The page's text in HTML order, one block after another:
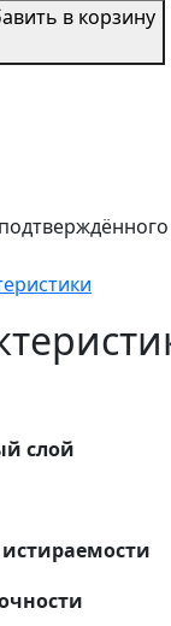
в корзину
слой